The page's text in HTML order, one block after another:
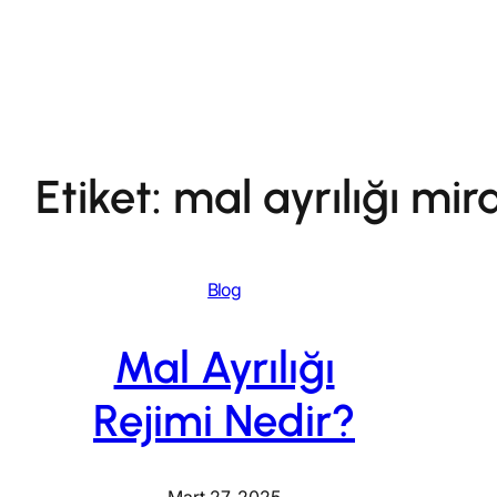
Etiket: mal ayrılığı
Blog
Mal Ayrılığı
Rejimi Nedir?